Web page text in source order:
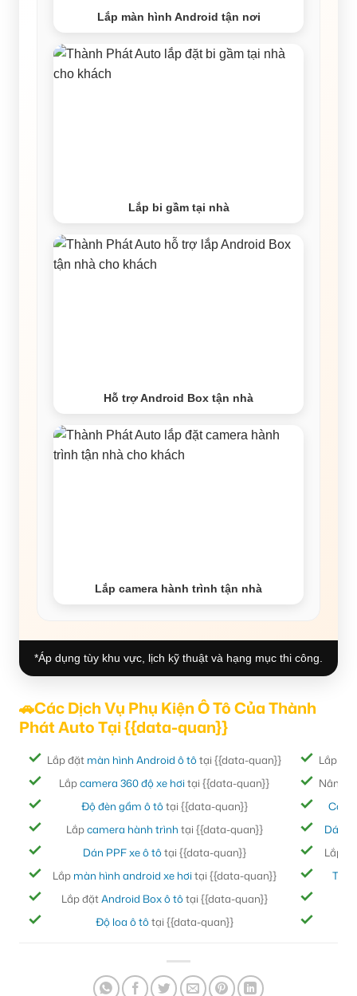
Lắp màn hình Android tận nơi
Lắp bi gầm tại nhà
Hỗ trợ Android Box tận nhà
Lắp camera hành trình tận nhà
*Áp dụng tùy khu vực, lịch kỹ thuật và hạng mục thi công.
🚗Các Dịch Vụ Phụ Kiện Ô Tô Của Thành
Phát Auto Tại {{data-quan}}
Lắp đặt màn hình Android ô tôtại {{data-quan}}
Lắpcamera 360 độ xe hơi tại {{data-quan}}
Độ đèn gầm ô tôtại {{data-quan}}
Lắpcamera hành trình tại {{data-quan}}
Dán PPF xe ô tôtại {{data-quan}}
Lắp màn hình android xe hơi tại {{data-quan}}
Lắp đặtAndroid Box ô tôtại {{data-quan}}
Độ loa ô tôtại {{data-quan}}
Lắp
Nâng
Dán
Lắp